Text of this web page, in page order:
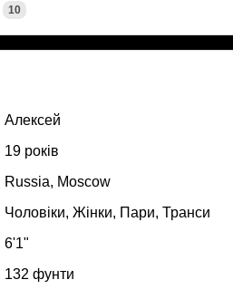
10
Алексей
19 років
Russia, Moscow
Чоловіки, Жiнки, Пари, Транси
6'1"
132 фунти